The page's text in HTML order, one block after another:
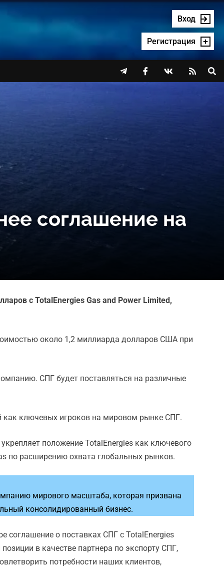
Вход
Регистрация
   
соглашение на
с TotalEnergies Gas and Power Limited,
около 1,2 миллиарда долларов США при
СПГ будет поставляться на различные
как ключевых игроков на мировом рынке СПГ.
положение TotalEnergies как ключевого
по расширению охвата глобальных рынков.
мирового масштаба, которая призвана
консолидированный бизнес.
соглашение о поставках СПГ с TotalEnergies
в качестве партнера по экспорту СПГ,
потребности наших клиентов,